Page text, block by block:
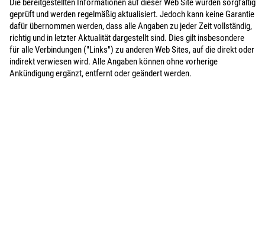
Die bereitgestellten Informationen auf dieser Web Site wurden sorgfältig
geprüft und werden regelmäßig aktualisiert. Jedoch kann keine Garantie
dafür übernommen werden, dass alle Angaben zu jeder Zeit vollständig,
richtig und in letzter Aktualität dargestellt sind. Dies gilt insbesondere
für alle Verbindungen ("Links") zu anderen Web Sites, auf die direkt oder
indirekt verwiesen wird. Alle Angaben können ohne vorherige
Ankündigung ergänzt, entfernt oder geändert werden.